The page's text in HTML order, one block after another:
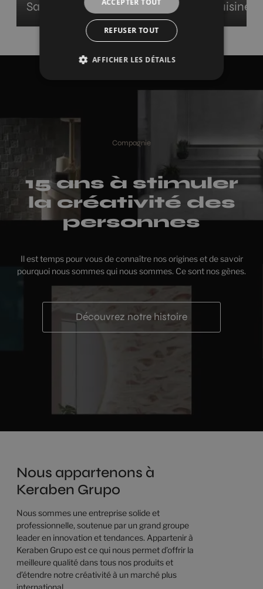
Salle de bains Cuisine
Compagnie
15 ans à stimuler
la créativité des
personnes
Il est temps pour vous de connaître nos origines et de savoir
pourquoi nous sommes qui nous sommes. Ce sont nos gènes.
Découvrez notre histoire
Nous appartenons à
Keraben Grupo
Nous sommes une entreprise solide et
professionnelle, soutenue par un grand groupe
leader en innovation et tendances. Appartenir à
Keraben Grupo est ce qui nous permet d’offrir la
meilleure qualité dans tous nos produits et
d’étendre notre créativité à un marché plus
ACCEPTER TOUT
REFUSER TOUT
AFFICHER LES DÉTAILS